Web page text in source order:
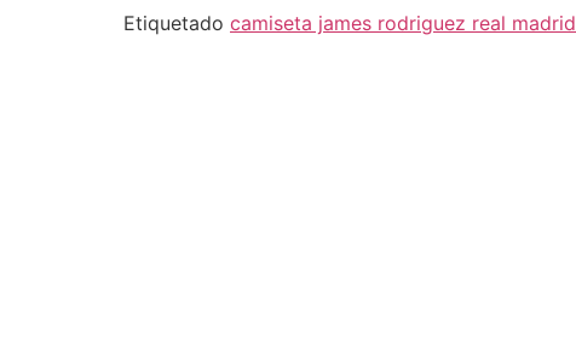
Etiquetado camiseta james rodriguez real madrid